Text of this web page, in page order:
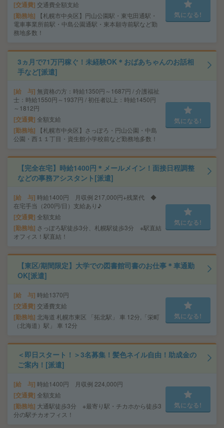
交通費 交通費全額支給
勤務地
【札幌市中央区】円山公園駅・東屯田通駅・
電車事業所前駅・中島公園通駅・東本願寺前駅など勤
務地多数！
気になる!
3ヵ月で71万円稼ぐ！未経験OK＊おばあちゃんのお話相
手など[派遣]
給 与 無資格の方：時給1350円～1687円 / 介護福祉
士：時給1550円～1937円 / 初任者以上：時給1450円
～1812円
交通費 全額支給
勤務地
【札幌市中央区】さっぽろ・円山公園・中島
公園・西１１丁目・資生館小学校前など勤務地多数！
気になる!
【完全在宅】時給1400円＊メールメイン！面接日程調整
などの事務アシスタント[派遣]
給 与 時給1400円 月収例 217,000円+残業代 ◆
在宅手当（200円/日）支給あり♪
交通費 全額支給
勤務地 さっぽろ駅徒歩3分、札幌駅徒歩3分 ※駅直結
オフィス！駅直結！
気になる!
【東区/期間限定】大学での図書館司書のお仕事＊車通勤
OK[派遣]
給 与 時給1370円
交通費 交通費支給
勤務地 北海道 札幌市東区 「拓北駅」 車 12分,「栄町
（北海道）駅」 車 12分
気になる!
＜即日スタート！＞3名募集！髪色ネイル自由！助成金の
ご案内！[派遣]
給 与 時給1400円 月収例 224,000円
交通費 全額支給
勤務地 大通駅徒歩3分 ※最寄り駅・チカホから徒歩3
分の駅チカオフィス！
気になる!